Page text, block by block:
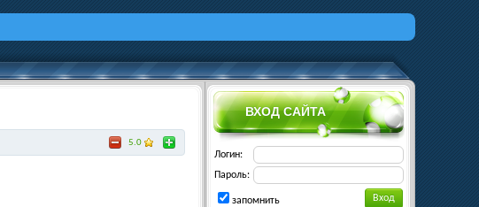
5.0
ВХОД САЙТА
Логин:
Пароль:
запомнить